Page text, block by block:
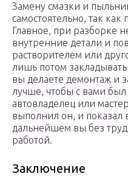
Замену смазки и
самостоятельно, так
Главное, при разборке
внутренние детали и
растворителем или
лишь потом
вы делаете демонтаж и
лучше, чтобы с вами
автовладелец или
выполнил он, и показал
дальнейшем вы без
работой.
Заключение